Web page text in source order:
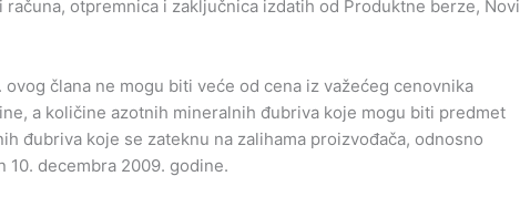
otpremnica i zaključnica izdatih od Produktne berze, Novi
člana ne mogu biti veće od cena iz važećeg cenovnika
a količine azotnih mineralnih đubriva koje mogu biti predmet
đubriva koje se zateknu na zalihama proizvođača, odnosno
10. decembra 2009. godine.